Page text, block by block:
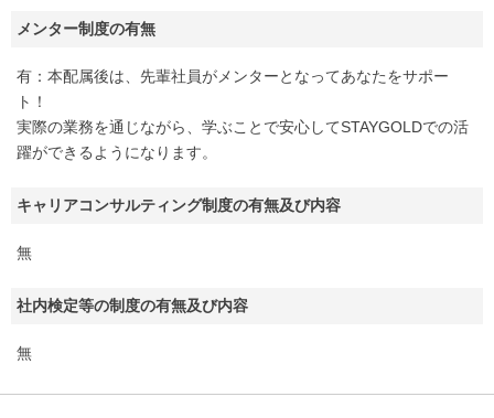
メンター制度の有無
有：本配属後は、先輩社員がメンターとなってあなたをサポー
ト！
実際の業務を通じながら、学ぶことで安心してSTAYGOLDでの活
躍ができるようになります。
キャリアコンサルティング制度の有無及び内容
無
社内検定等の制度の有無及び内容
無